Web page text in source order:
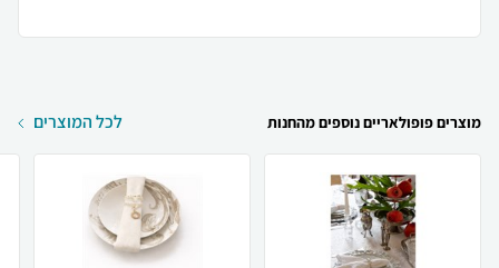
מוצרים פופולאריים נוספים מהחנות לכל המוצרים